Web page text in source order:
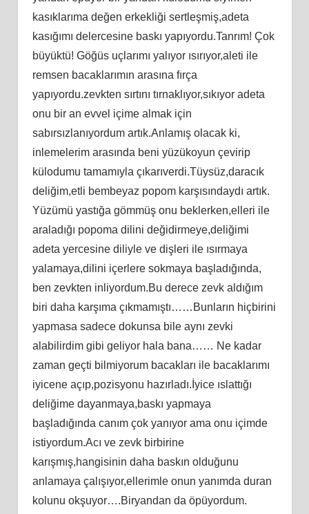
kasıklarıma değen erkekliği sertleşmiş,adeta
kasığımı delercesine baskı yapıyordu.Tanrım! Çok
büyüktü! Göğüs uçlarımı yalıyor ısırıyor,aleti ile
remsen bacaklarımın arasına fırça
yapıyordu.zevkten sırtını tırnaklıyor,sıkıyor adeta
onu bir an evvel içime almak için
sabırsızlanıyordum artık.Anlamış olacak ki,
inlemelerim arasında beni yüzükoyun çevirip
külodumu tamamıyla çıkarıverdi.Tüysüz,daracık
deliğim,etli bembeyaz popom karşısındaydı artık.
Yüzümü yastığa gömmüş onu beklerken,elleri ile
araladığı popoma dilini değidirmeye,deliğimi
adeta yercesine diliyle ve dişleri ile ısırmaya
yalamaya,dilini içerlere sokmaya başladığında,
ben zevkten inliyordum.Bu derece zevk aldığım
biri daha karşıma çıkmamıştı……Bunların hiçbirini
yapmasa sadece dokunsa bile aynı zevki
alabilirdim gibi geliyor hala bana…… Ne kadar
zaman geçti bilmiyorum bacakları ile bacaklarımı
iyicene açıp,pozisyonu hazırladı.İyice ıslattığı
deliğime dayanmaya,baskı yapmaya
başladığında canım çok yanıyor ama onu içimde
istiyordum.Acı ve zevk birbirine
karışmış,hangisinin daha baskın olduğunu
anlamaya çalışıyor,ellerimle onun yanımda duran
kolunu okşuyor….Biryandan da öpüyordum.